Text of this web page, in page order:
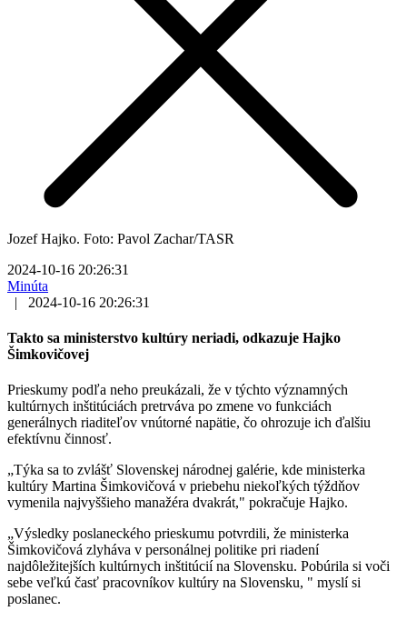
Jozef Hajko. Foto: Pavol Zachar/TASR
2024-10-16 20:26:31
Minúta
|
2024-10-16 20:26:31
Takto sa ministerstvo kultúry neriadi, odkazuje Hajko
Šimkovičovej
Prieskumy podľa neho preukázali, že v týchto významných
kultúrnych inštitúciách pretrváva po zmene vo funkciách
generálnych riaditeľov vnútorné napätie, čo ohrozuje ich ďalšiu
efektívnu činnosť.
„Týka sa to zvlášť Slovenskej národnej galérie, kde ministerka
kultúry Martina Šimkovičová v priebehu niekoľkých týždňov
vymenila najvyššieho manažéra dvakrát," pokračuje Hajko.
„Výsledky poslaneckého prieskumu potvrdili, že ministerka
Šimkovičová zlyháva v personálnej politike pri riadení
najdôležitejších kultúrnych inštitúcií na Slovensku. Pobúrila si voči
sebe veľkú časť pracovníkov kultúry na Slovensku, " myslí si
poslanec.